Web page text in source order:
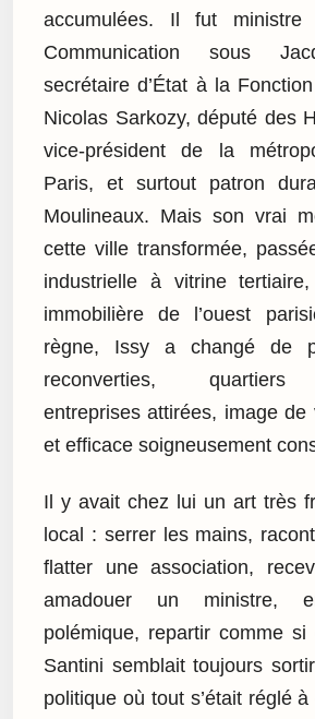
accumulées. Il fut
Communication sous
secrétaire d’État à la
Nicolas Sarkozy, député des
vice-président de la
Paris, et surtout patron
Moulineaux. Mais son vrai
cette ville transformée,
industrielle à vitrine
immobilière de l’ouest
règne, Issy a changé de
reconverties, quartiers
entreprises attirées, image de
et efficace soigneusement
Il y avait chez lui un art très
local : serrer les mains,
flatter une association,
amadouer un ministre,
polémique, repartir comme si
Santini semblait toujours
politique où tout s’était réglé